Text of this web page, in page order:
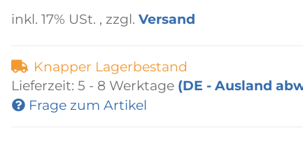
inkl. 17% USt. , zzgl. Versand
Knapper Lagerbestand
Lieferzeit: 5 - 8 Werktage (DE - Ausland
Frage zum Artikel